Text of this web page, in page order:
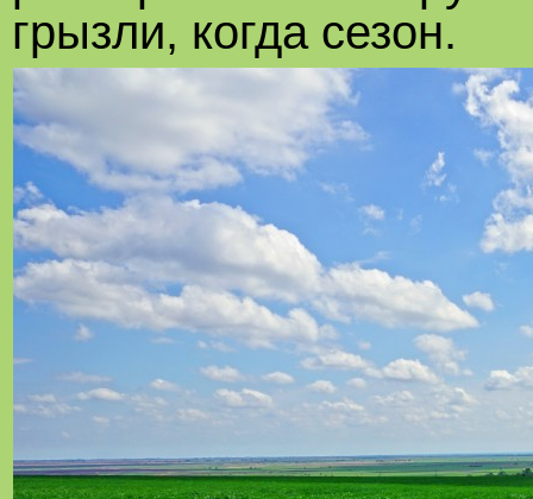
грызли, когда сезон.